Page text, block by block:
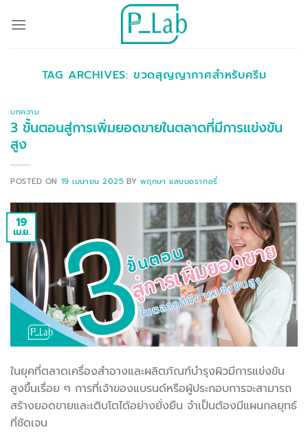
TAG ARCHIVES: ขวดสุญญากาศสำหรับครีม
บทความ
3 ขั้นตอนสู่การเพิ่มยอดขายในตลาดที่มีการแข่งขัน
สูง
POSTED ON 19 เมษายน 2025 BY พฤกษา แลบบอราทอรี่
19
เม.ย.
ในยุคที่ตลาดเครื่องสำอางและผลิตภัณฑ์บำรุงผิวมีการแข่งขัน
สูงขึ้นเรื่อย ๆ การที่เจ้าของแบรนด์หรือผู้ประกอบการจะสามารถ
สร้างยอดขายและเติบโตได้อย่างยั่งยืน จำเป็นต้องมีแผนกลยุทธ์
ที่ชัดเจน